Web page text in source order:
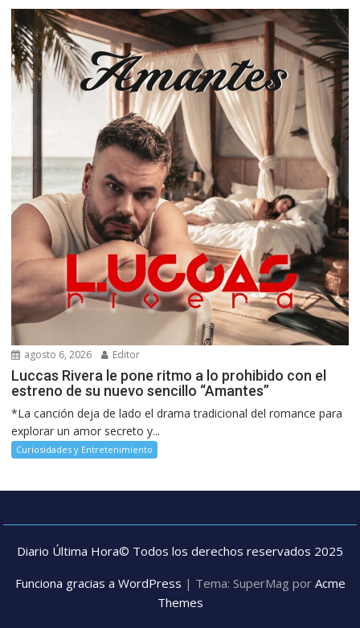
agosto 6, 2026 Editor
Luccas Rivera le pone ritmo a lo prohibido con el
estreno de su nuevo sencillo “Amantes”
*La canción deja de lado el drama tradicional del romance para
explorar un amor secreto y...
Curiosidades y Entretenimiento
Diario Última Hora© Todos los derechos reservados 2025
Funciona gracias a WordPress | Tema: SuperMag por Acme
Themes